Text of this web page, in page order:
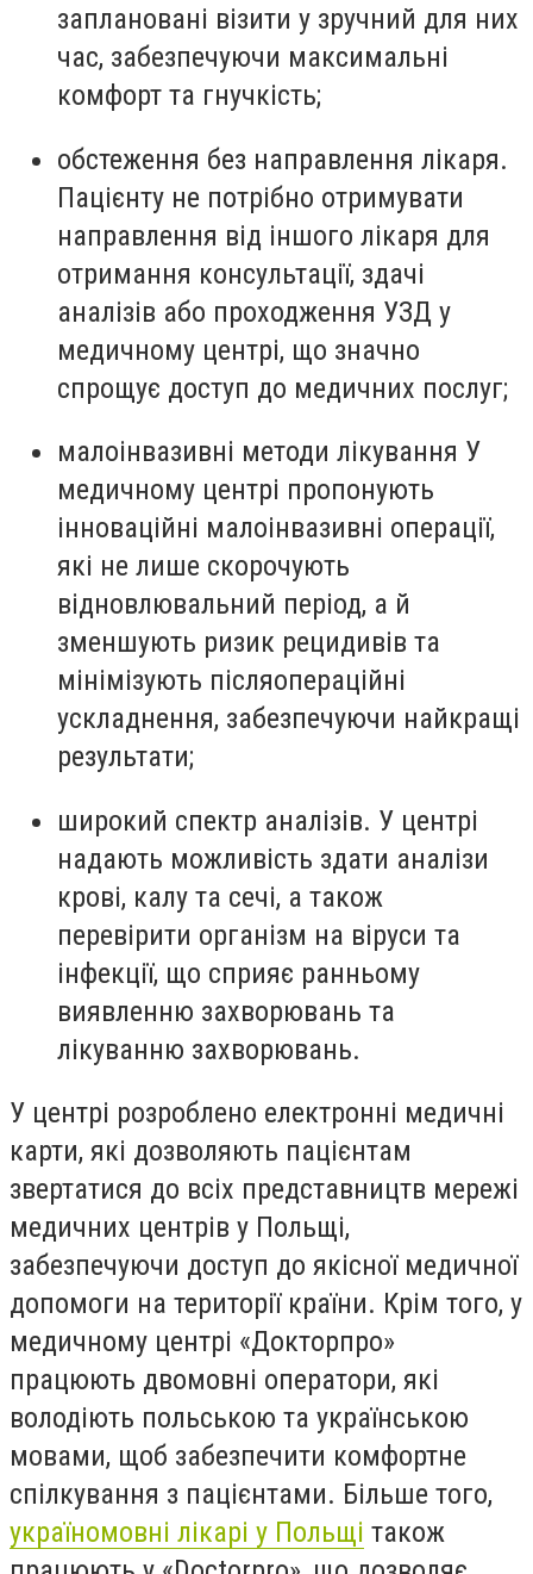
заплановані візити у зручний для них
час, забезпечуючи максимальні
комфорт та гнучкість;
обстеження без направлення лікаря.
Пацієнту не потрібно отримувати
направлення від іншого лікаря для
отримання консультації, здачі
аналізів або проходження УЗД у
медичному центрі, що значно
спрощує доступ до медичних послуг;
малоінвазивні методи лікування У
медичному центрі пропонують
інноваційні малоінвазивні операції,
які не лише скорочують
відновлювальний період, а й
зменшують ризик рецидивів та
мінімізують післяопераційні
ускладнення, забезпечуючи найкращі
результати;
широкий спектр аналізів. У центрі
надають можливість здати аналізи
крові, калу та сечі, а також
перевірити організм на віруси та
інфекції, що сприяє ранньому
виявленню захворювань та
лікуванню захворювань.
У центрі розроблено електронні медичні
карти, які дозволяють пацієнтам
звертатися до всіх представництв мережі
медичних центрів у Польщі,
забезпечуючи доступ до якісної медичної
допомоги на території країни. Крім того, у
медичному центрі «Докторпро»
працюють двомовні оператори, які
володіють польською та українською
мовами, щоб забезпечити комфортне
спілкування з пацієнтами. Більше того,
україномовні лікарі у Польщі також